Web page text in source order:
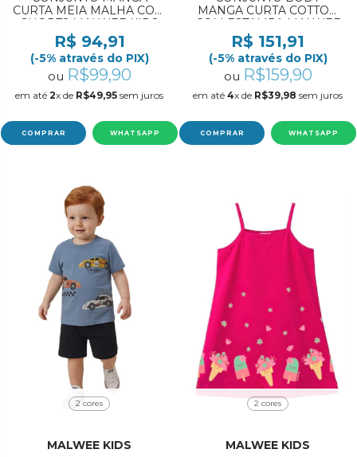
CURTA MEIA MALHA COM
SHORTS MALWEE KIDS
REF:1000139156 4/8
R$ 94,91
(-5% através do PIX)
ou R$99,90
em até 2x de R$49,95 sem juros
COMPRAR WHATSAPP
MANGA CURTA COTTON
COM ESTAMPA MALWEE
KIDS REF:1000139461 0 Á
12 MESES
R$ 151,91
(-5% através do PIX)
ou R$159,90
em até 4x de R$39,98 sem juros
COMPRAR WHATSAPP
2 cores
MALWEE KIDS
2 cores
MALWEE KIDS